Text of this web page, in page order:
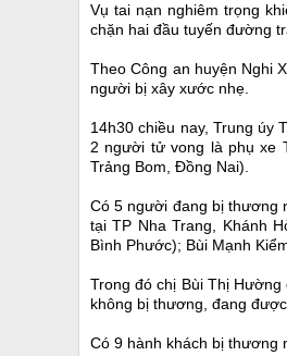
Vụ tai nạn nghiêm trọng
chặn hai đầu tuyến đường
Theo Công an huyện Nghi
người bị xây xước nhẹ.
14h30 chiều nay, Trung úy
2 người tử vong là phụ xe
Trảng Bom, Đồng Nai).
Có 5 người đang bị thương
tại TP Nha Trang, Khánh
Bình Phước); Bùi Mạnh
Trong đó chị Bùi Thị
không bị thương, đang
Có 9 hành khách bị thương